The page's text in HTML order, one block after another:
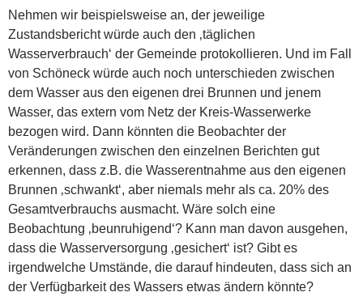
Nehmen wir beispielsweise an, der jeweilige
Zustandsbericht würde auch den ‚täglichen
Wasserverbrauch‘ der Gemeinde protokollieren. Und im Fall
von Schöneck würde auch noch unterschieden zwischen
dem Wasser aus den eigenen drei Brunnen und jenem
Wasser, das extern vom Netz der Kreis-Wasserwerke
bezogen wird. Dann könnten die Beobachter der
Veränderungen zwischen den einzelnen Berichten gut
erkennen, dass z.B. die Wasserentnahme aus den eigenen
Brunnen ‚schwankt‘, aber niemals mehr als ca. 20% des
Gesamtverbrauchs ausmacht. Wäre solch eine
Beobachtung ‚beunruhigend‘? Kann man davon ausgehen,
dass die Wasserversorgung ‚gesichert‘ ist? Gibt es
irgendwelche Umstände, die darauf hindeuten, dass sich an
der Verfügbarkeit des Wassers etwas ändern könnte?